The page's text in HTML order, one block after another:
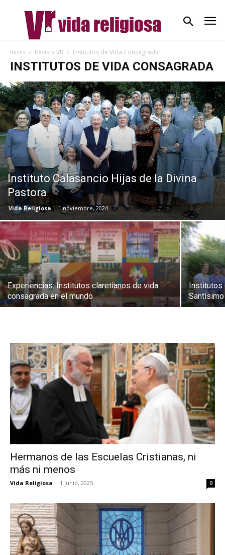
Inicio Revista VR Institutos de Vida Consagrada
INSTITUTOS DE VIDA CONSAGRADA
Instituto Calasancio Hijas de la Divina
Pastora
Vida Religiosa - 1 noviembre, 2024
Experiencias: Institutos claretianos de vida
consagrada en el mundo
Institutos
Hermanos de las Escuelas Cristianas, ni
más ni menos
Vida Religiosa - 1 junio, 2025 0